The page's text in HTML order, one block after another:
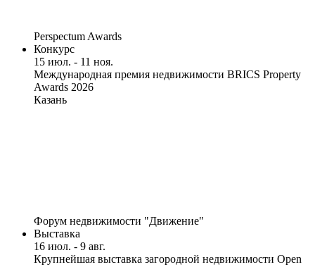
Perspectum Awards
Конкурс
15 июл. - 11 ноя.
Международная премия недвижимости BRICS Property
Awards 2026
Казань
Форум недвижимости "Движение"
Выставка
16 июл. - 9 авг.
Крупнейшая выставка загородной недвижимости Open